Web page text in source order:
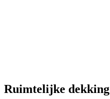
Ruimtelijke dekking